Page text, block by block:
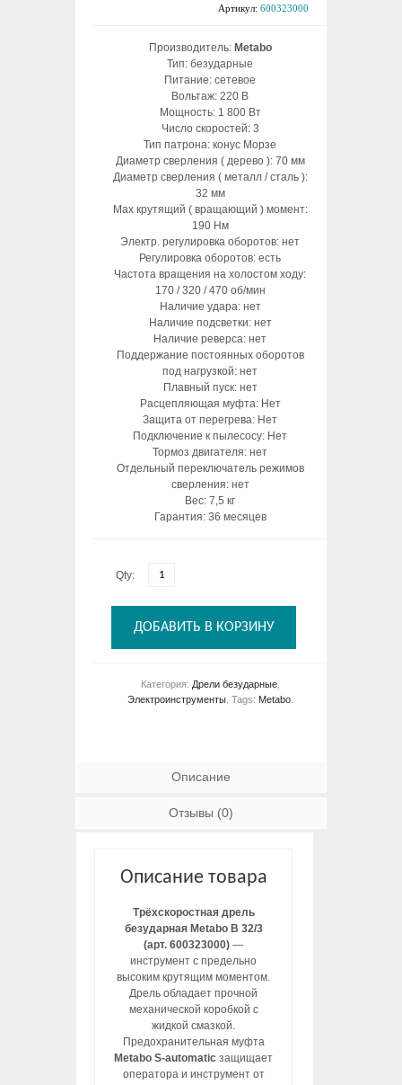
Артикул: 600323000
Производитель: Metabo
Тип: безударные
Питание: сетевое
Вольтаж: 220 В
Мощность: 1 800 Вт
Число скоростей: 3
Тип патрона: конус Морзе
Диаметр сверления ( дерево ): 70 мм
Диаметр сверления ( металл / сталь ):
32 мм
Max крутящий ( вращающий ) момент:
190 Нм
Электр. регулировка оборотов: нет
Регулировка оборотов: есть
Частота вращения на холостом ходу:
170 / 320 / 470 об/мин
Наличие удара: нет
Наличие подсветки: нет
Наличие реверса: нет
Поддержание постоянных оборотов
под нагрузкой: нет
Плавный пуск: нет
Расцепляющая муфта: Нет
Защита от перегрева: Нет
Подключение к пылесосу: Нет
Тормоз двигателя: нет
Отдельный переключатель режимов
сверления: нет
Вес: 7,5 кг
Гарантия: 36 месяцев
Qty:
ДОБАВИТЬ В КОРЗИНУ
Категория: Дрели безударные,
Электроинструменты. Tags: Metabo.
Описание
Отзывы (0)
Описание товара
Трёхскоростная дрель
безударная Metabo B 32/3
(арт. 600323000) —
инструмент с предельно
высоким крутящим моментом.
Дрель обладает прочной
механической коробкой с
жидкой смазкой.
Предохранительная муфта
Metabo S-automatic защищает
оператора и инструмент от